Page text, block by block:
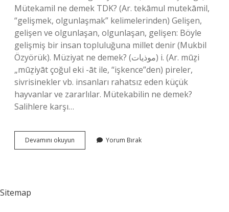
Mütekamil ne demek TDK? (Ar. tekāmul mutekāmil,
“gelişmek, olgunlaşmak” kelimelerinden) Gelişen,
gelişen ve olgunlaşan, olgunlaşan, gelişen: Böyle
gelişmiş bir insan topluluğuna millet denir (Mukbil
Özyörük). Müziyat ne demek? (ﻣﻮﺫﻳﺎﺕ) i. (Ar. mūẕі
„mūẕiyāt çoğul eki -āt ile, “işkence”den) pireler,
sivrisinekler vb. insanları rahatsız eden küçük
hayvanlar ve zararlılar. Mütekabilin ne demek?
Salihlere karşı…
Devamını okuyun Mütekallis
Ne
Yorum Bırak
Sitemap